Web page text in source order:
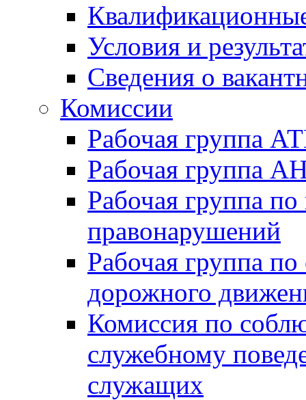
Условия и
Сведения о
Комиссии
Рабочая группа
Рабочая группа
Рабочая группа
правонарушений
Рабочая группа
дорожного
Комиссия по
служебному
служащих